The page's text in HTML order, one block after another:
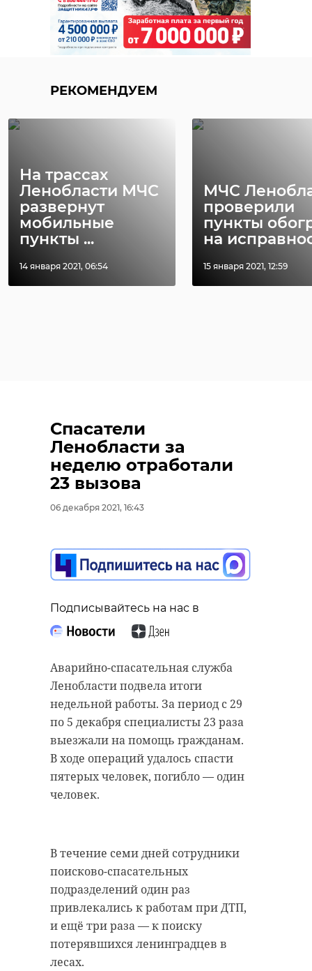
РЕКОМЕНДУЕМ
На трассах
Ленобласти МЧС
развернут
мобильные
пункты ...
14 января 2021, 06:54
МЧС
проверили
пункты
на
15 января 2021, 12:59
Спасатели
Ленобласти за
неделю отработали
23 вызова
06 декабря 2021, 16:43
Подписывайтесь на нас в
Аварийно-спасательная служба
Ленобласти подвела итоги
недельной работы. За период с 29
по 5 декабря специалисты 23 раза
выезжали на помощь гражданам.
В ходе операций удалось спасти
пятерых человек, погибло — один
человек.
В течение семи дней сотрудники
поисково-спасательных
подразделений один раз
привлекались к работам при ДТП,
и ещё три раза — к поиску
потерявшихся ленинградцев в
лесах.